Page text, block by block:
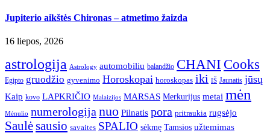
Jupiterio aikštės Chironas – atmetimo žaizda
16 liepos, 2026
astrologija Astrology automobiliu balandžio CHANI Cooks
Egipto gruodžio gyvenimo Horoskopai horoskopas iki IŠ Jaunatis jūsų
Kaip kovo LAPKRIČIO Malaizijos MARSAS Merkurijus metai mėn
Mėnulio numerologija nuo Pilnatis pora pritraukia rugsėjo
Saulėsausio savaites SPALIO sėkmę Tamsios užtemimas